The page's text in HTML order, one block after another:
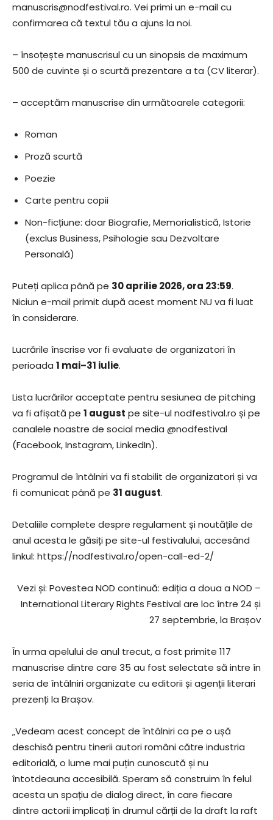
manuscris@nodfestival.ro. Vei primi un e-mail cu
confirmarea că textul tău a ajuns la noi.
– însoțește manuscrisul cu un sinopsis de maximum
500 de cuvinte și o scurtă prezentare a ta (CV literar).
– acceptăm manuscrise din următoarele categorii:
Roman
Proză scurtă
Poezie
Carte pentru copii
Non-ficțiune: doar Biografie, Memorialistică, Istorie
(exclus Business, Psihologie sau Dezvoltare
Personală)
Puteți aplica până pe 30 aprilie 2026, ora 23:59.
Niciun e-mail primit după acest moment NU va fi luat
în considerare.
Lucrările înscrise vor fi evaluate de organizatori în
perioada 1 mai–31 iulie.
Lista lucrărilor acceptate pentru sesiunea de pitching
va fi afișată pe 1 august pe site-ul nodfestival.ro și pe
canalele noastre de social media @nodfestival
(Facebook, Instagram, LinkedIn).
Programul de întâlniri va fi stabilit de organizatori și va
fi comunicat până pe 31 august.
Detaliile complete despre regulament și noutățile de
anul acesta le găsiți pe site-ul festivalului, accesând
linkul: https://nodfestival.ro/open-call-ed-2/
Vezi și: Povestea NOD continuă: ediția a doua a NOD –
International Literary Rights Festival are loc între 24 și
27 septembrie, la Brașov
În urma apelului de anul trecut, a fost primite 117
manuscrise dintre care 35 au fost selectate să intre în
seria de întâlniri organizate cu editorii și agenții literari
prezenți la Brașov.
„Vedeam acest concept de întâlniri ca pe o ușă
deschisă pentru tinerii autori români către industria
editorială, o lume mai puțin cunoscută și nu
întotdeauna accesibilă. Speram să construim în felul
acesta un spațiu de dialog direct, în care fiecare
dintre actorii implicați în drumul cărții de la draft la raft